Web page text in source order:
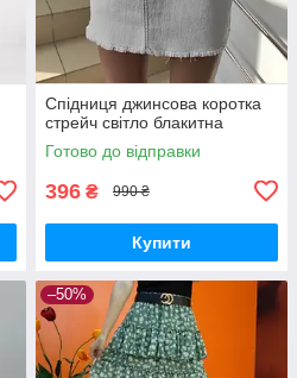
Спідниця джинсова коротка
стрейч світло блакитна
Готово до відправки
396 ₴ 990 ₴
Купити
–50%